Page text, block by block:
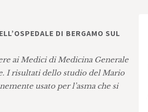
DI BERGAMO SUL
ai Medici di Medicina Generale
I risultati dello studio del Mario
usato per l’asma che si